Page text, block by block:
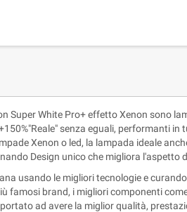
Super White Pro+ effetto Xenon sono
senza eguali, performanti
Xenon o led, la lampada ideale
Design unico che migliora l'aspetto
usando le migliori tecnologie e
famosi brand, i migliori componenti
ad avere la miglior qualità,